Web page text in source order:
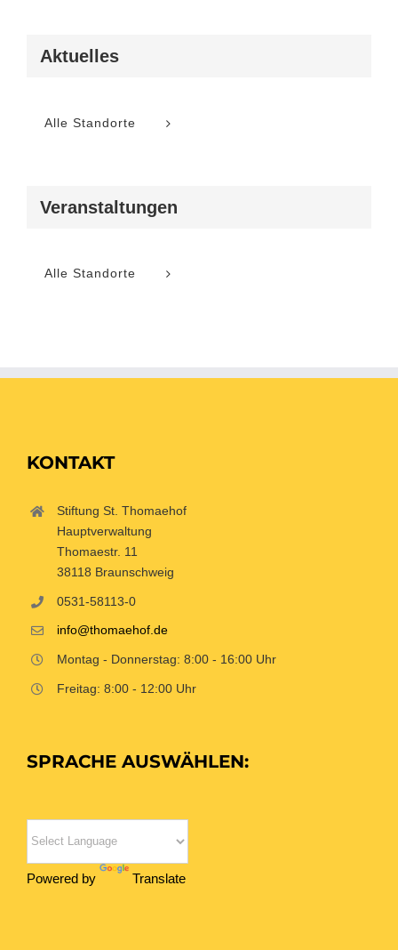
Aktuelles
Alle Standorte
Veranstaltungen
Alle Standorte
KONTAKT
Stiftung St. Thomaehof
Hauptverwaltung
Thomaestr. 11
38118 Braunschweig
0531-58113-0
info@thomaehof.de
Montag - Donnerstag: 8:00 - 16:00 Uhr
Freitag: 8:00 - 12:00 Uhr
SPRACHE AUSWÄHLEN:
Powered by Translate